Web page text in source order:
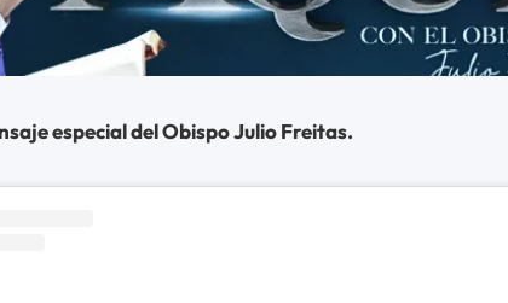
especial del Obispo Julio Freitas.